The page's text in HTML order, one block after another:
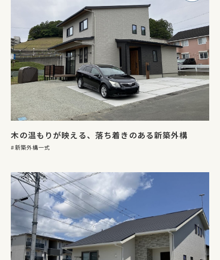
木の温もりが映える、落ち着きのある新築外構
新築外構一式